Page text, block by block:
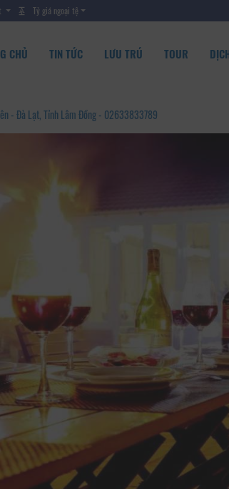
Tỷ giá ngoại tệ
CHỦ TIN TỨC LƯU TRÚ TOUR
- Đà Lạt, Tỉnh Lâm Đồng - 02633833789